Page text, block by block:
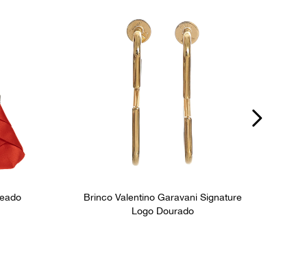
Brinco Valentino Garavani Signature
Logo Dourado